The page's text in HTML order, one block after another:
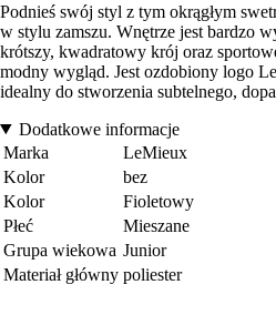
Podnieś swój styl z tym okrągłym
w stylu zamszu. Wnętrze jest bardzo
krótszy, kwadratowy krój oraz
modny wygląd. Jest ozdobiony logo
idealny do stworzenia subtelnego,
Dodatkowe informacje
Marka
LeMieux
Kolor
bez
Kolor
Fioletowy
Płeć
Mieszane
Grupa wiekowa Junior
Materiał główny poliester